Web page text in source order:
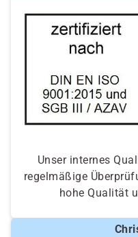
Unser internes
regelmäßige
hohe Qualität